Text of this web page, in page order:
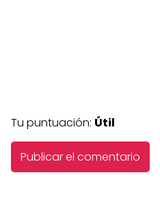
Tu puntuación: Útil